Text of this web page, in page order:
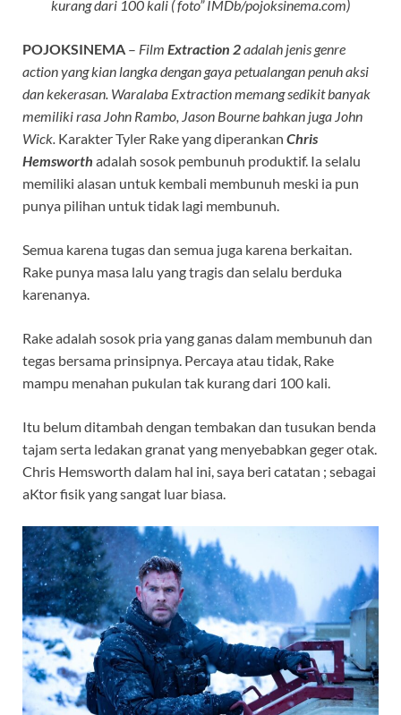
kurang dari 100 kali ( foto” IMDb/pojoksinema.com)
POJOKSINEMA – Film Extraction 2adalah jenis genre
action yang kian langka dengan gaya petualangan penuh aksi
dan kekerasan. Waralaba Extraction memang sedikit banyak
memiliki rasa John Rambo, Jason Bourne bahkan juga John
Wick. Karakter Tyler Rake yang diperankan Chris
Hemsworth adalah sosok pembunuh produktif. Ia selalu
memiliki alasan untuk kembali membunuh meski ia pun
punya pilihan untuk tidak lagi membunuh.
Semua karena tugas dan semua juga karena berkaitan.
Rake punya masa lalu yang tragis dan selalu berduka
karenanya.
Rake adalah sosok pria yang ganas dalam membunuh dan
tegas bersama prinsipnya. Percaya atau tidak, Rake
mampu menahan pukulan tak kurang dari 100 kali.
Itu belum ditambah dengan tembakan dan tusukan benda
tajam serta ledakan granat yang menyebabkan geger otak.
Chris Hemsworth dalam hal ini, saya beri catatan ; sebagai
aKtor fisik yang sangat luar biasa.